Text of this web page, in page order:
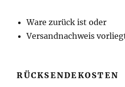
Ware zurück ist oder
Versandnachweis
RÜCKSENDEKOSTEN